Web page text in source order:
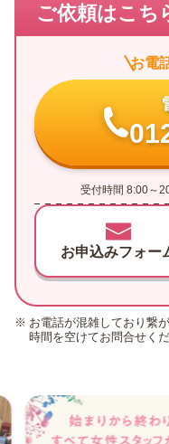
ご依頼はこち
お電
受付時間 8:00～
お申込みフォー
お電話が混雑しており繋
時間を空けてお問合せくだ